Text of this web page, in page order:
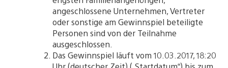
angeschlossene Unternehmen, Vertreter
oder sonstige am Gewinnspiel beteiligte
Personen sind von der Teilnahme
ausgeschlossen.
Das Gewinnspiel läuft vom 10.03.2017, 18:20